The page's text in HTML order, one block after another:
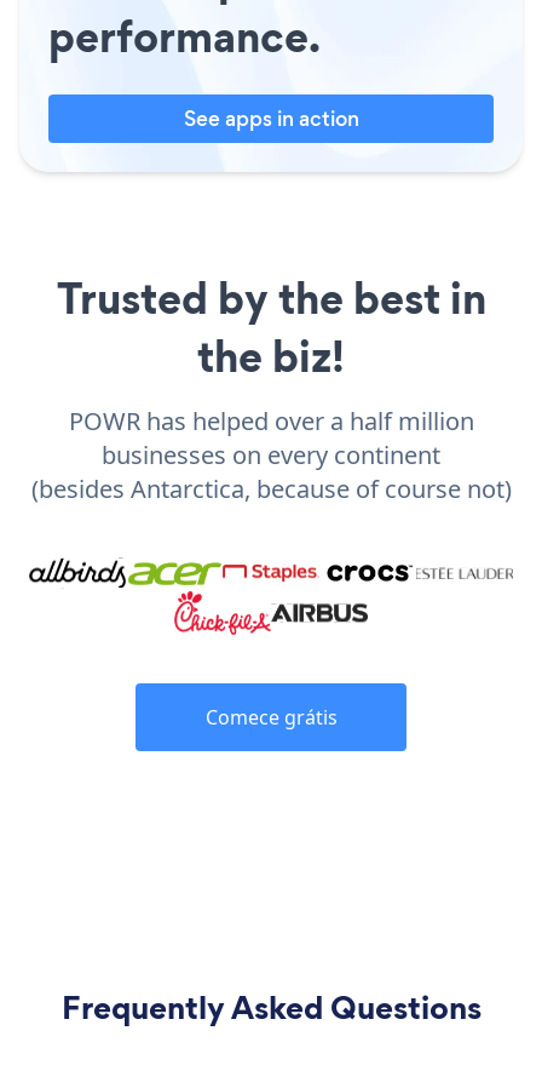
performance.
See apps in action
Trusted by the best in
the biz!
POWR has helped over a half million
businesses on every continent
(besides Antarctica, because of course not)
Comece grátis
Frequently Asked Questions